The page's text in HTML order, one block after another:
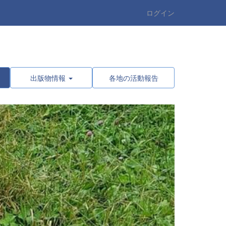
ログイン
出版物情報 各地の活動報告
n
e
x
t